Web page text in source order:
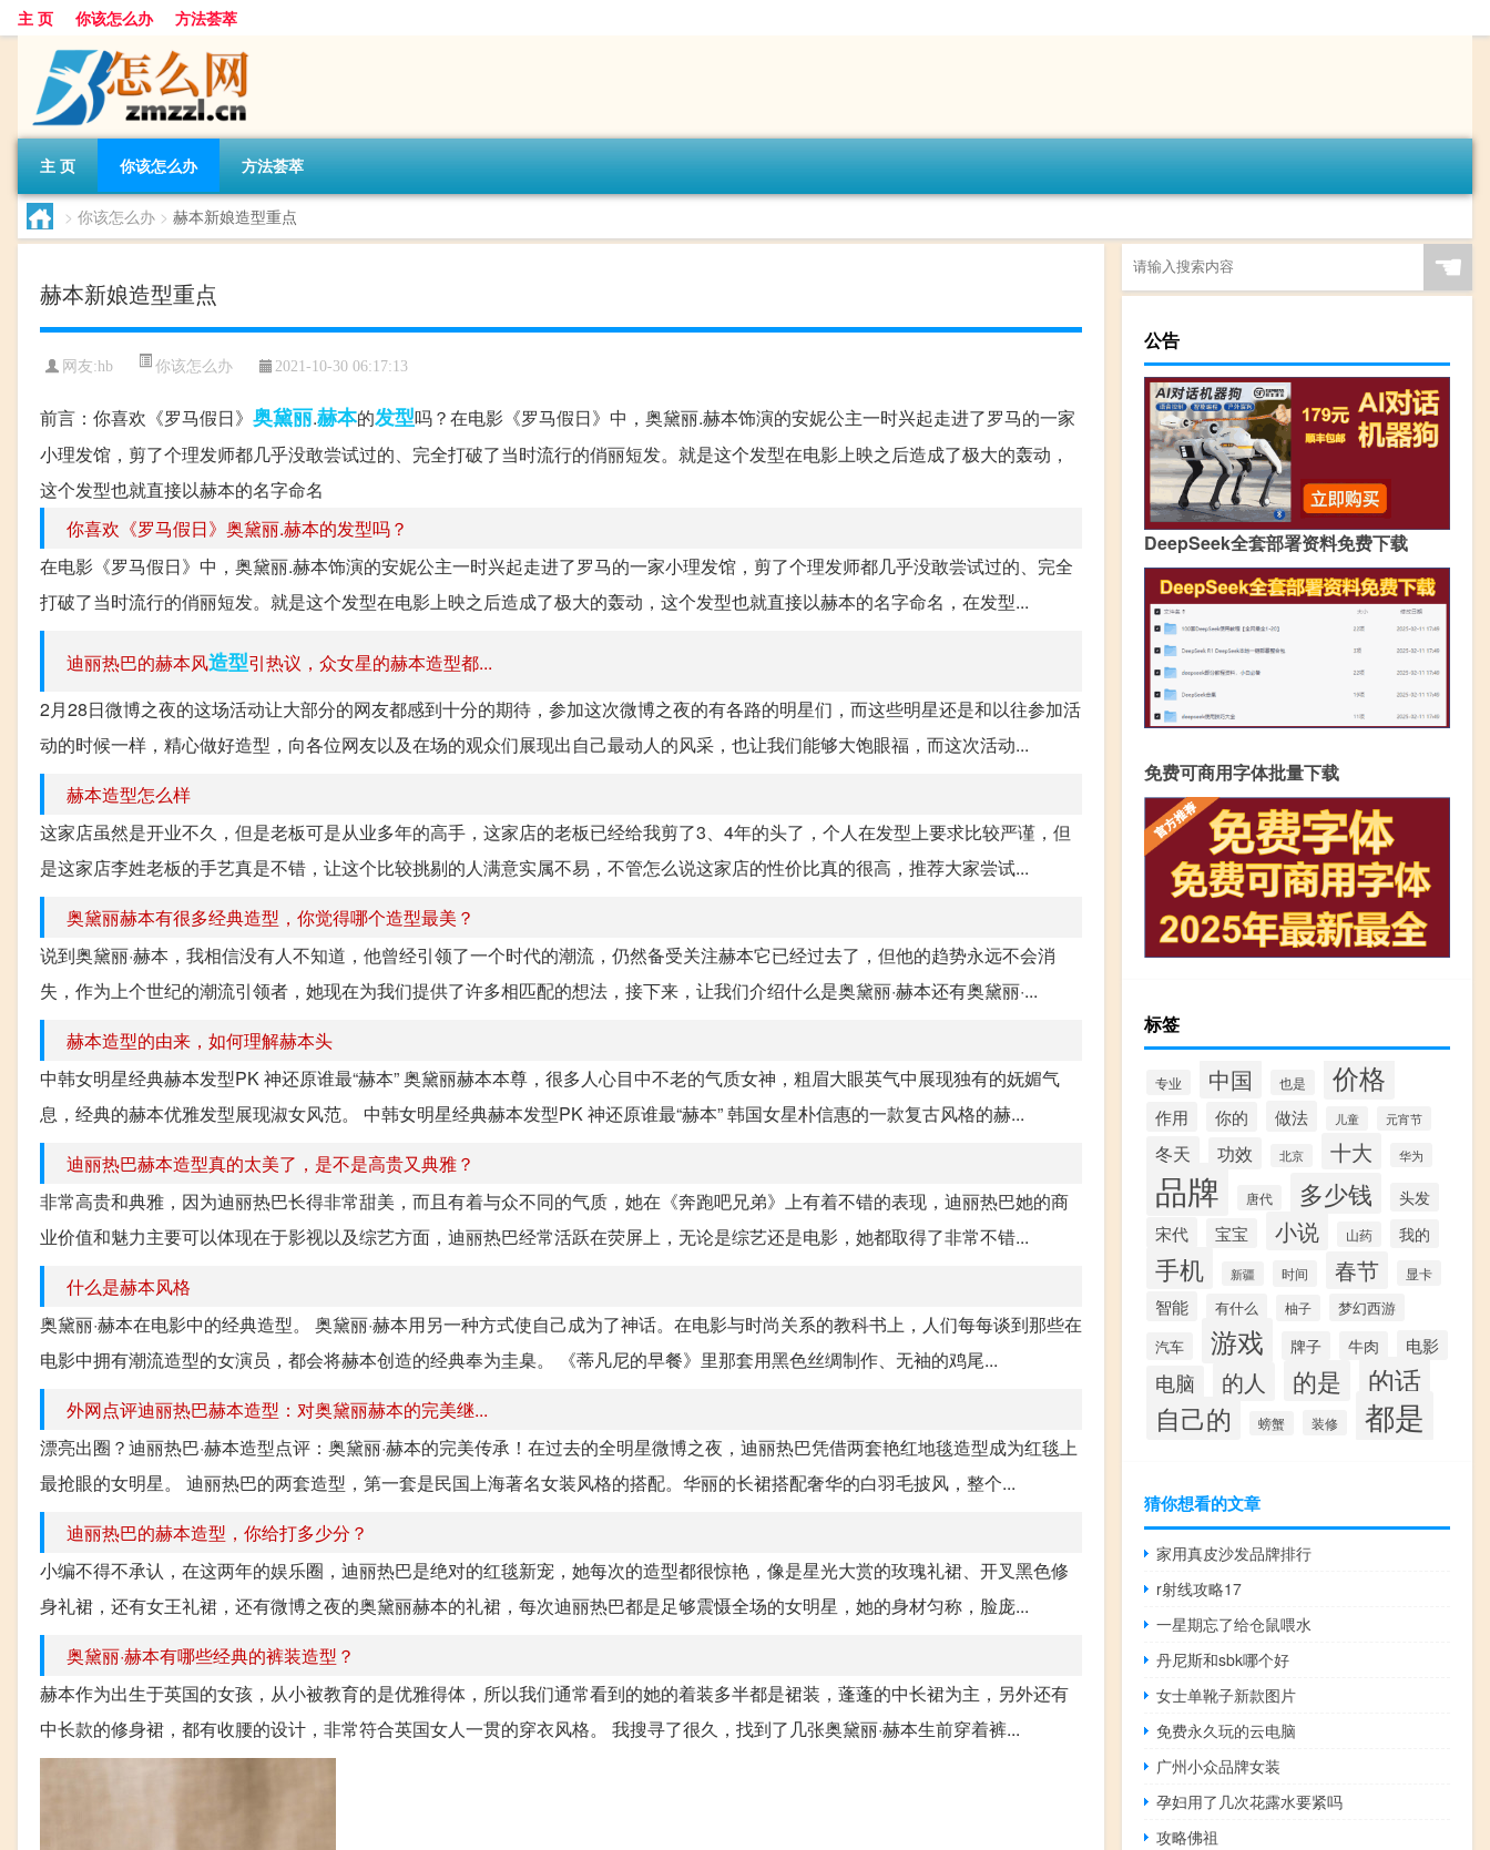
主 页 你该怎么办 方法荟萃
主 页 你该怎么办 方法荟萃
> 你该怎么办 > 赫本新娘造型重点
赫本新娘造型重点
网友:hb 你该怎么办 2021-10-30 06:17:13
前言：你喜欢《罗马假日》 奥黛丽.赫本的发型吗？在电影《罗马假日》中，奥黛丽.赫本饰演的安妮公主一时兴起走进了罗马的一家
小理发馆，剪了个理发师都几乎没敢尝试过的、完全打破了当时流行的俏丽短发。就是这个发型在电影上映之后造成了极大的轰动，
这个发型也就直接以赫本的名字命名
你喜欢《罗马假日》奥黛丽.赫本的发型吗？
在电影《罗马假日》中，奥黛丽.赫本饰演的安妮公主一时兴起走进了罗马的一家小理发馆，剪了个理发师都几乎没敢尝试过的、完全
打破了当时流行的俏丽短发。就是这个发型在电影上映之后造成了极大的轰动，这个发型也就直接以赫本的名字命名，在发型...
迪丽热巴的赫本风造型引热议，众女星的赫本造型都...
2月28日微博之夜的这场活动让大部分的网友都感到十分的期待，参加这次微博之夜的有各路的明星们，而这些明星还是和以往参加活
动的时候一样，精心做好造型，向各位网友以及在场的观众们展现出自己最动人的风采，也让我们能够大饱眼福，而这次活动...
赫本造型怎么样
这家店虽然是开业不久，但是老板可是从业多年的高手，这家店的老板已经给我剪了3、4年的头了，个人在发型上要求比较严谨，但
是这家店李姓老板的手艺真是不错，让这个比较挑剔的人满意实属不易，不管怎么说这家店的性价比真的很高，推荐大家尝试...
奥黛丽赫本有很多经典造型，你觉得哪个造型最美？
说到奥黛丽·赫本，我相信没有人不知道，他曾经引领了一个时代的潮流，仍然备受关注赫本它已经过去了，但他的趋势永远不会消
失，作为上个世纪的潮流引领者，她现在为我们提供了许多相匹配的想法，接下来，让我们介绍什么是奥黛丽·赫本还有奥黛丽·...
赫本造型的由来，如何理解赫本头
中韩女明星经典赫本发型PK 神还原谁最“赫本” 奥黛丽赫本本尊，很多人心目中不老的气质女神，粗眉大眼英气中展现独有的妩媚气
息，经典的赫本优雅发型展现淑女风范。 中韩女明星经典赫本发型PK 神还原谁最“赫本” 韩国女星朴信惠的一款复古风格的赫...
迪丽热巴赫本造型真的太美了，是不是高贵又典雅？
非常高贵和典雅，因为迪丽热巴长得非常甜美，而且有着与众不同的气质，她在《奔跑吧兄弟》上有着不错的表现，迪丽热巴她的商
业价值和魅力主要可以体现在于影视以及综艺方面，迪丽热巴经常活跃在荧屏上，无论是综艺还是电影，她都取得了非常不错...
什么是赫本风格
奥黛丽·赫本在电影中的经典造型。 奥黛丽·赫本用另一种方式使自己成为了神话。在电影与时尚关系的教科书上，人们每每谈到那些在
电影中拥有潮流造型的女演员，都会将赫本创造的经典奉为圭臬。 《蒂凡尼的早餐》里那套用黑色丝绸制作、无袖的鸡尾...
外网点评迪丽热巴赫本造型：对奥黛丽赫本的完美继...
漂亮出圈？迪丽热巴·赫本造型点评：奥黛丽·赫本的完美传承！在过去的全明星微博之夜，迪丽热巴凭借两套艳红地毯造型成为红毯上
最抢眼的女明星。 迪丽热巴的两套造型，第一套是民国上海著名女装风格的搭配。华丽的长裙搭配奢华的白羽毛披风，整个...
迪丽热巴的赫本造型，你给打多少分？
小编不得不承认，在这两年的娱乐圈，迪丽热巴是绝对的红毯新宠，她每次的造型都很惊艳，像是星光大赏的玫瑰礼裙、开叉黑色修
身礼裙，还有女王礼裙，还有微博之夜的奥黛丽赫本的礼裙，每次迪丽热巴都是足够震慑全场的女明星，她的身材匀称，脸庞...
奥黛丽·赫本有哪些经典的裤装造型？
赫本作为出生于英国的女孩，从小被教育的是优雅得体，所以我们通常看到的她的着装多半都是裙装，蓬蓬的中长裙为主，另外还有
中长款的修身裙，都有收腰的设计，非常符合英国女人一贯的穿衣风格。 我搜寻了很久，找到了几张奥黛丽·赫本生前穿着裤...
☚
公告
DeepSeek全套部署资料免费下载
免费可商用字体批量下载
标签
专业 中国 也是 价格
作用 你的 做法 儿童 元宵节
冬天 功效 北京 十大 华为
品牌 唐代 多少钱 头发
宋代 宝宝 小说 山药 我的
手机 新疆 时间 春节 显卡
智能 有什么 柚子
梦幻西游
汽车
游戏 牌子 牛肉 电影
电脑 的人 的是 的话
自己的 螃蟹 装修 都是
猜你想看的文章
家用真皮沙发品牌排行
r射线攻略17
一星期忘了给仓鼠喂水
丹尼斯和sbk哪个好
女士单靴子新款图片
免费永久玩的云电脑
广州小众品牌女装
孕妇用了几次花露水要紧吗
攻略佛祖